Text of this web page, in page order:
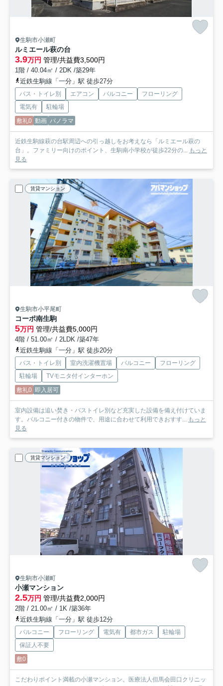
生駒市小瀬町
ルミエール萩の台
3.9万円 管理/共益費3,500円
1階 / 40.04㎡ / 2DK /築29年
近鉄生駒線「一分」駅 徒歩27分
バス・トイレ別 エアコン バルコニー
フローリング
電気有
駐輪場
敷礼0 動画 パノラマ
近鉄生駒線萩の台駅周辺への引っ越しをお考えなら「ルミエール萩の
台」。ファミリー向けのポイント、生駒南小学校が徒歩22分の... もっと
見る
賃貸マンション
生駒市小平尾町
コーポ南生駒
5万円 管理/共益費5,000円
4階 / 51.00㎡ / 2LDK /築47年
近鉄生駒線「一分」駅 徒歩20分
バス・トイレ別 室内洗濯機置場 バルコニー
フローリング
駐輪場
TVモニタ付インターホン
敷礼0 即入居可
室内設備は追い焚き・バストイレ別など充実した設備を備え付けていま
す。バルコニー付きの物件で、用途に合わせて利用できおすす... もっと
見る
賃貸マンション
生駒市小瀬町
小瀬マンション
2.5万円 管理/共益費2,000円
2階 / 21.00㎡ / 1K /築36年
近鉄生駒線「一分」駅 徒歩12分
バルコニー フローリング 電気有 都市ガス
駐輪場
保証人不要
敷0
こだわりポイント満載の小瀬マンション。医療法人但馬会田口クリニッ